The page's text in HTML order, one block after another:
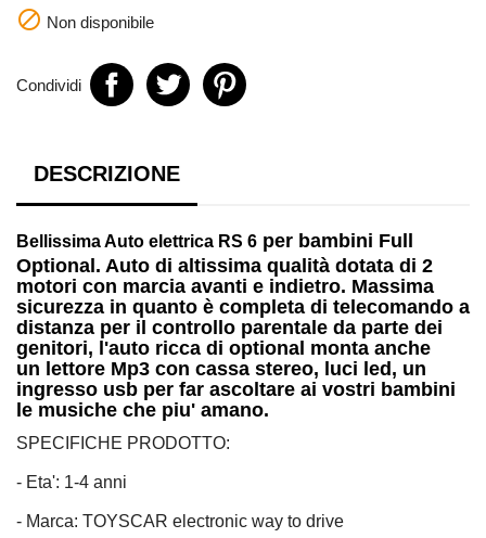
 Non disponibile
Condividi
DESCRIZIONE
BellissimaAuto elettrica RS 6 per bambini Full
Optional. Auto di altissima qualità dotata di 2
motori con marcia avanti e indietro. Massima
sicurezza in quanto è completa di telecomando a
distanza per il controllo parentale da parte dei
genitori, l'auto ricca di optional monta anche
un lettore Mp3 con cassa stereo, luci led, un
ingresso usb per far ascoltare ai vostri bambini
le musiche che piu' amano.
SPECIFICHE PRODOTTO:
- Eta': 1-4 anni
- Marca: TOYSCAR electronic way to drive